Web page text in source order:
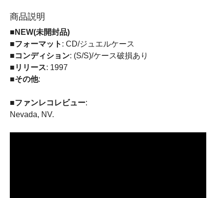
商品説明
■NEW(未開封品)
■フォーマット : CD/ジュエルケース
■コンディション: (S/S)/ケース破損あり
■リリース: 1997
■その他:
■ファンレコレビュー:
Nevada, NV.